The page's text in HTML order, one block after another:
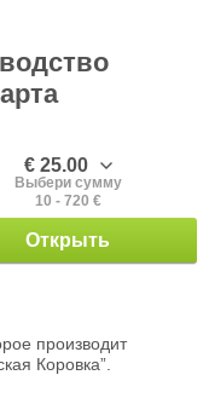
€ 25.00
Выбери сумму
10 - 720 €
Открыть
производит
Коровка”.